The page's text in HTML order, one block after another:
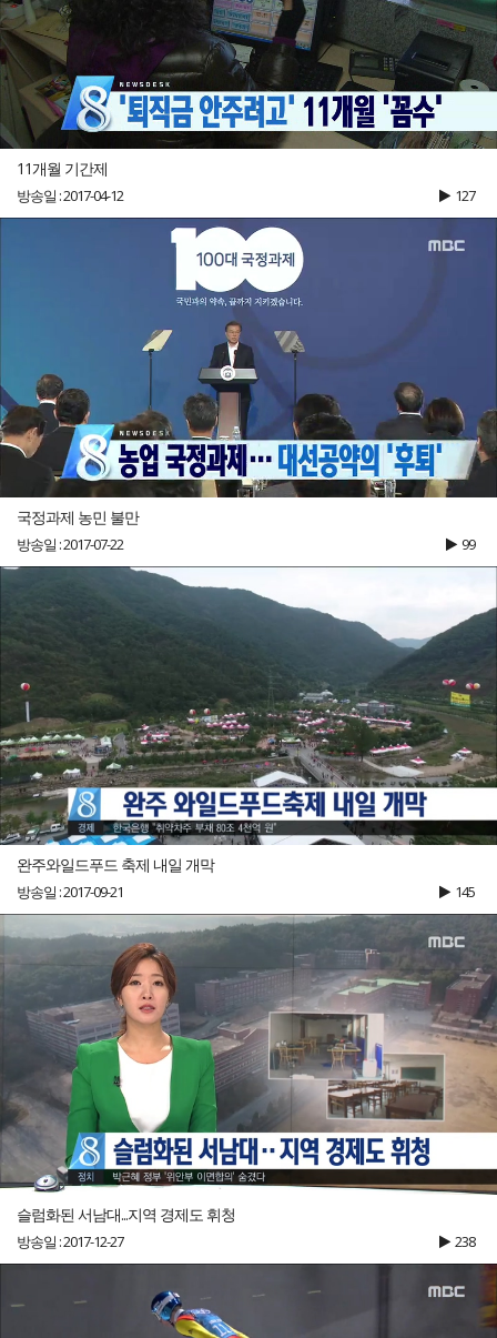
11개월 기간제
방송일 : 2017-04-12 127
국정과제 농민 불만
방송일 : 2017-07-22 99
완주와일드푸드 축제 내일 개막
방송일 : 2017-09-21 145
슬럼화된 서남대...지역 경제도 휘청
방송일 : 2017-12-27 238